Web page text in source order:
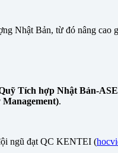
Nhật Bản, từ đó nâng
Tích hợp Nhật Bản-
.
ngũ đạt QC KENTEI (